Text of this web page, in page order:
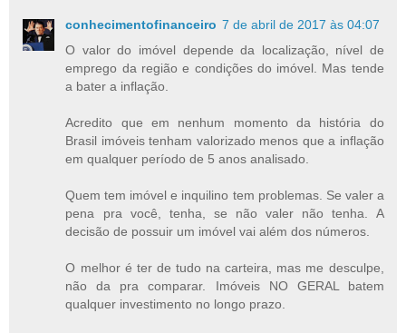
conhecimentofinanceiro 7 de abril de 2017 às 04:07
O valor do imóvel depende da localização, nível de
emprego da região e condições do imóvel. Mas tende
a bater a inflação.
Acredito que em nenhum momento da história do
Brasil imóveis tenham valorizado menos que a inflação
em qualquer período de 5 anos analisado.
Quem tem imóvel e inquilino tem problemas. Se valer a
pena pra você, tenha, se não valer não tenha. A
decisão de possuir um imóvel vai além dos números.
O melhor é ter de tudo na carteira, mas me desculpe,
não da pra comparar. Imóveis NO GERAL batem
qualquer investimento no longo prazo.